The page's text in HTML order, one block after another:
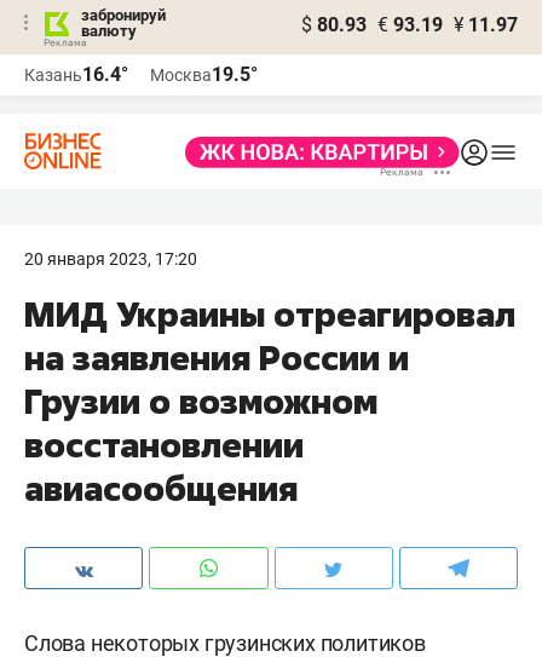
забронируй
валюту
$ 80.93 € 93.19 ¥ 11.97
Казань16.4° Москва19.5°
20 января 2023, 17:20
МИД Украины отреагировал
на заявления России и
Грузии о возможном
восстановлении
авиасообщения
Слова некоторых грузинских политиков